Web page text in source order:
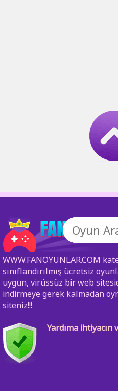
WWW.FANOYUNLAR.COM
sınıflandırılmış ücretsiz
uygun, virüssüz bir web
indirmeye gerek kalmadan
siteniz!!!
Yardıma ihtiyacın